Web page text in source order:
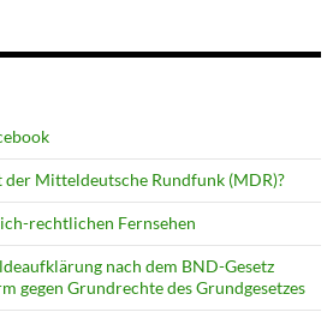
Mitteldeutsche Rundfunk (MDR)?
rechtlichen Fernsehen
nach dem BND-Gesetz
gegen Grundrechte des Grundgesetzes